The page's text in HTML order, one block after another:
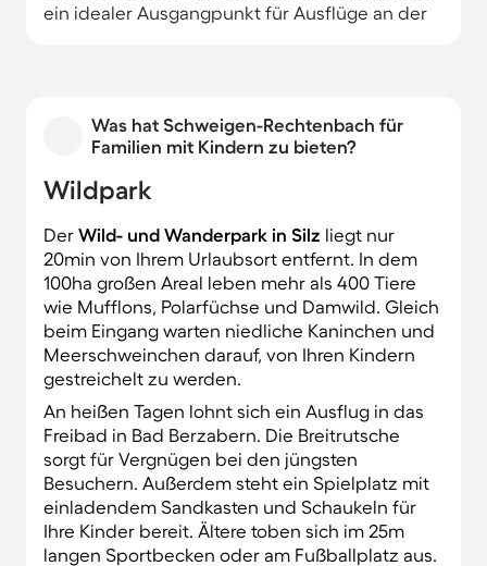
ein idealer Ausgangpunkt für Ausflüge an der
Was hat Schweigen-Rechtenbach für
Familien mit Kindern zu bieten?
Wildpark
Der Wild- und Wanderpark in Silz liegt nur
20min von Ihrem Urlaubsort entfernt. In dem
100ha großen Areal leben mehr als 400 Tiere
wie Mufflons, Polarfüchse und Damwild. Gleich
beim Eingang warten niedliche Kaninchen und
Meerschweinchen darauf, von Ihren Kindern
gestreichelt zu werden.
An heißen Tagen lohnt sich ein Ausflug in das
Freibad in Bad Berzabern. Die Breitrutsche
sorgt für Vergnügen bei den jüngsten
Besuchern. Außerdem steht ein Spielplatz mit
einladendem Sandkasten und Schaukeln für
Ihre Kinder bereit. Ältere toben sich im 25m
langen Sportbecken oder am Fußballplatz aus.